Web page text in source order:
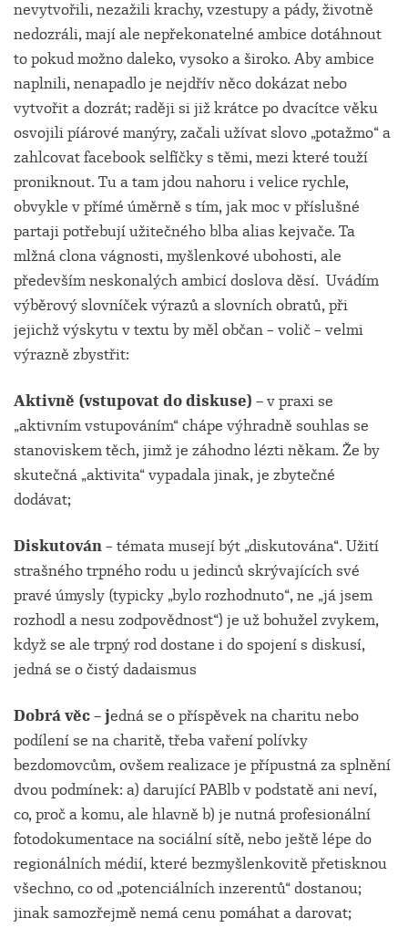
nevytvořili, nezažili krachy, vzestupy a pády, životně
nedozráli, mají ale nepřekonatelné ambice dotáhnout
to pokud možno daleko, vysoko a široko. Aby ambice
naplnili, nenapadlo je nejdřív něco dokázat nebo
vytvořit a dozrát; raději si již krátce po dvacítce věku
osvojili píárové manýry, začali užívat slovo „potažmo“ a
zahlcovat facebook selfíčky s těmi, mezi které touží
proniknout. Tu a tam jdou nahoru i velice rychle,
obvykle v přímé úměrně s tím, jak moc v příslušné
partaji potřebují užitečného blba alias kejvače. Ta
mlžná clona vágnosti, myšlenkové ubohosti, ale
především neskonalých ambicí doslova děsí. Uvádím
výběrový slovníček výrazů a slovních obratů, při
jejichž výskytu v textu by měl občan – volič – velmi
výrazně zbystřit:
Aktivně (vstupovat do diskuse) –v praxi se
„aktivním vstupováním“ chápe výhradně souhlas se
stanoviskem těch, jimž je záhodno lézti někam. Že by
skutečná „aktivita“ vypadala jinak, je zbytečné
dodávat;
Diskutován– témata musejí být „diskutována“. Užití
strašného trpného rodu u jedinců skrývajících své
pravé úmysly (typicky „bylo rozhodnuto“, ne „já jsem
rozhodl a nesu zodpovědnost“) je už bohužel zvykem,
když se ale trpný rod dostane i do spojení s diskusí,
jedná se o čistý dadaismus
Dobrá věc – jedná se o příspěvek na charitu nebo
podílení se na charitě, třeba vaření polívky
bezdomovcům, ovšem realizace je přípustná za splnění
dvou podmínek: a) darující PABlb v podstatě ani neví,
co, proč a komu, ale hlavně b) je nutná profesionální
fotodokumentace na sociální sítě, nebo ještě lépe do
regionálních médií, které bezmyšlenkovitě přetisknou
všechno, co od „potenciálních inzerentů“ dostanou;
jinak samozřejmě nemá cenu pomáhat a darovat;